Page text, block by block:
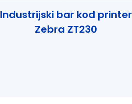
Industrijski bar kod printer
Zebra ZT230